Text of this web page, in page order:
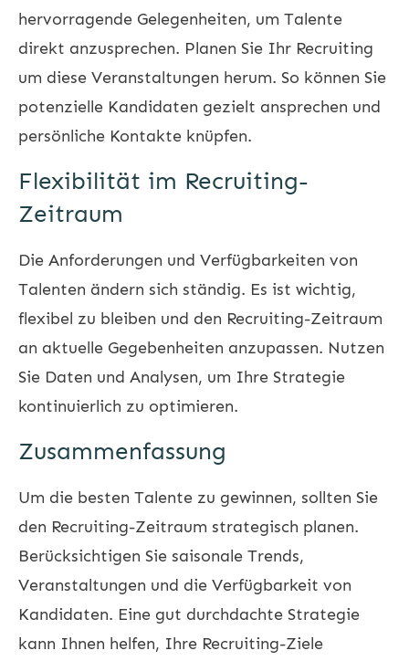
hervorragende Gelegenheiten, um Talente
direkt anzusprechen. Planen Sie Ihr Recruiting
um diese Veranstaltungen herum. So können Sie
potenzielle Kandidaten gezielt ansprechen und
persönliche Kontakte knüpfen.
Flexibilität im Recruiting-
Zeitraum
Die Anforderungen und Verfügbarkeiten von
Talenten ändern sich ständig. Es ist wichtig,
flexibel zu bleiben und den Recruiting-Zeitraum
an aktuelle Gegebenheiten anzupassen. Nutzen
Sie Daten und Analysen, um Ihre Strategie
kontinuierlich zu optimieren.
Zusammenfassung
Um die besten Talente zu gewinnen, sollten Sie
den Recruiting-Zeitraum strategisch planen.
Berücksichtigen Sie saisonale Trends,
Veranstaltungen und die Verfügbarkeit von
Kandidaten. Eine gut durchdachte Strategie
kann Ihnen helfen, Ihre Recruiting-Ziele